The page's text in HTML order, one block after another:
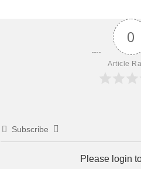
0
Article
Subscribe
Please login